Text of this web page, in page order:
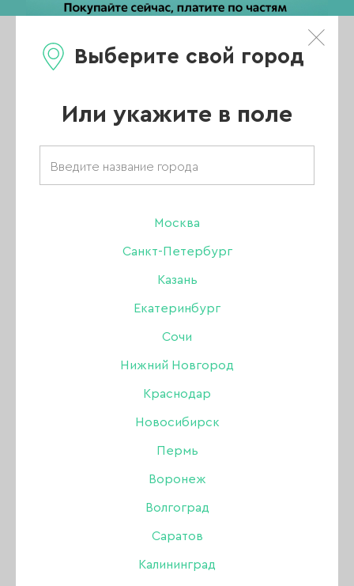
Выберите свой город
Или укажите в поле
Москва
Санкт-Петербург
Казань
Екатеринбург
Сочи
Нижний Новгород
Краснодар
Новосибирск
Пермь
Воронеж
Волгоград
Саратов
Калининград
Каталог
Главная/
Каталог/
Гель-лак/
/